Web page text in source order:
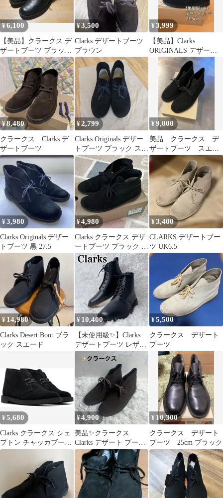
¥6,100
【美品】クラークス デ
ザートブーツ ブラック
US7.5 25.5 26.5
¥3,500
Clarks デザートブーツ
ブラウン
¥3,999
【美品】Clarks
ORIGINALS デザート
ブーツ 黒 23.5
¥8,480
クラークス Clarks デ
ザートブーツ
¥2,799
Clarks Originals デザー
トブーツ ブラック スエ
ード レディース
¥9,000
美品 クラークス デ
ザートブーツ スエー
ド 黒 ９ 27.5
¥3,980
Clarks Originals デザー
トブーツ 黒 27.5
¥4,980
Clarks クラークス デザ
ートブーツ ブラック ス
ウェード UK9 28cm
¥3,400
CLARKS デザートブー
ツ UK6.5
¥14,980
Clarks Desert Boot ブラ
ック スエード
¥ 10,400
【未使用級✨】Clarks
デザートブーツ レザー
ハイカット ブラック
¥5,500
クラークス デザート
ブーツ
¥5,680
Clarks クラークス シェ
プトン チャッカブーツ
26.0cm 黒
¥4,900
美品✨クラークス
Clarks デザート ブーツ
23.5cm レディース
¥ 10,300
クラークス デザート
ブーツ 25cm ブラック